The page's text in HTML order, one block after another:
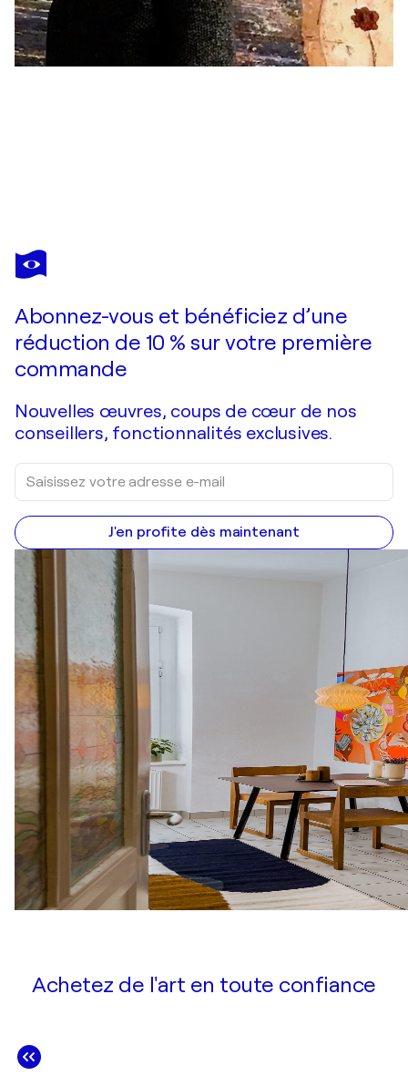
MATTHIAS LUPRI
Dutch Camilia Deja Vu
Abonnez-vous et bénéficiez d’une
réduction de 10 % sur votre première
commande
Nouvelles œuvres, coups de cœur de nos
conseillers, fonctionnalités exclusives.
J'en profite dès maintenant
Achetez de l'art en toute confiance